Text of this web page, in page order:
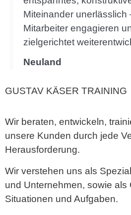
Miteinander unerlässlich
Mitarbeiter engagieren
zielgerichtet
Neuland
GUSTAV KÄSER TRAINING
Wir beraten, entwickeln,
unsere Kunden durch jede
Herausforderung.
Wir verstehen uns als
und Unternehmen, sowie als
Situationen und Aufgaben.